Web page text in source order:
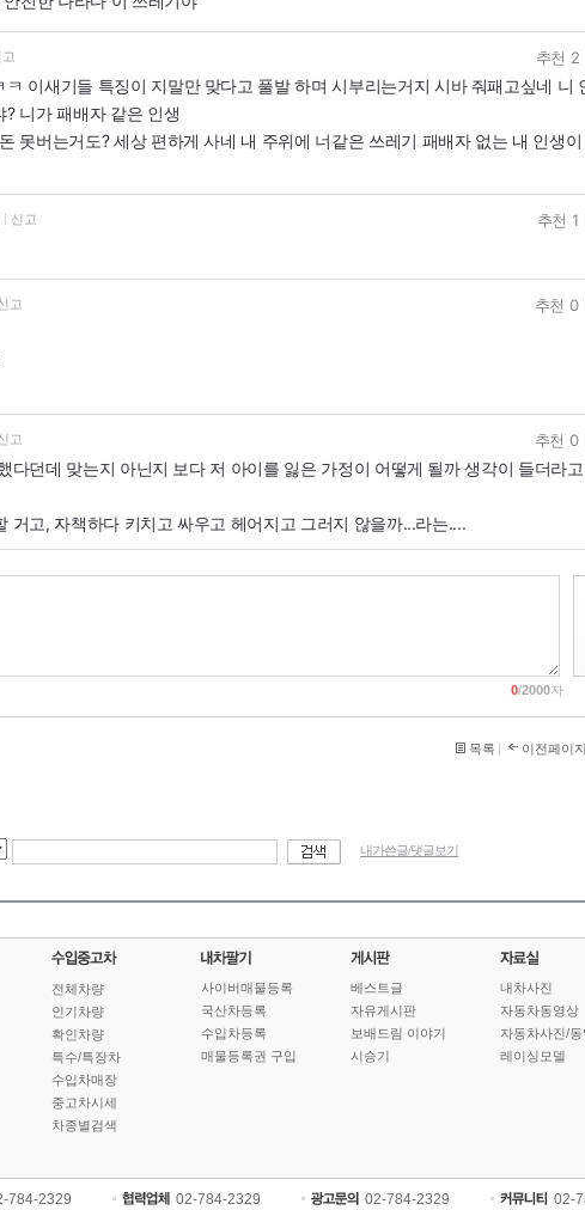
이새기들 특징이 지말만 맞다고 풀발 하며 시부리는거지 시바 줘패고싶네 니
니가 패배자 같은 인생
못버는거도? 세상 편하게 사네 내 주위에 너같은 쓰레기 패배자 없는 내 인생이
추천 2
신고 추천 1
고 추천 0
고
다던데 맞는지 아닌지 보다 저 아이를 잃은 가정이 어떻게 될까 생각이 들더라고
거고, 자책하다 키치고 싸우고 헤어지고 그러지 않을까...라는....
추천 0
0/2000자
목록 이전페이지
내가쓴글/댓글보기
전체차량
인기차량
확인차량
특수/특장차
수입차매장
중고차시세
차종별검색
사이버매물등록
국산차등록
수입차등록
매물등록권 구입
베스트글
자유게시판
보배드림 이야기
시승기
내차사진
자동차동영상
자동차사진/
레이싱모델
784-2329 02-784-2329 02-784-2329 02-